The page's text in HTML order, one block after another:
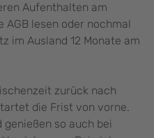
Aufenthalten am
lesen oder nochmal
im Ausland 12 Monate am
zurück nach
die Frist von vorne.
so auch bei